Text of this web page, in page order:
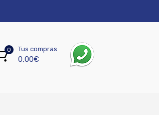
Tus compras
0,00€
0